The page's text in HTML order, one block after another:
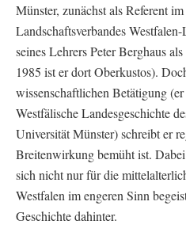
Münster, zunächst als Referent
Landschaftsverbandes
seines Lehrers Peter Berghaus
1985 ist er dort Oberkustos).
wissenschaftlichen Betätigung
Westfälische Landesgeschichte
Universität Münster) schreibt er
Breitenwirkung bemüht ist.
sich nicht nur für die
Westfalen im engeren Sinn
Geschichte dahinter.